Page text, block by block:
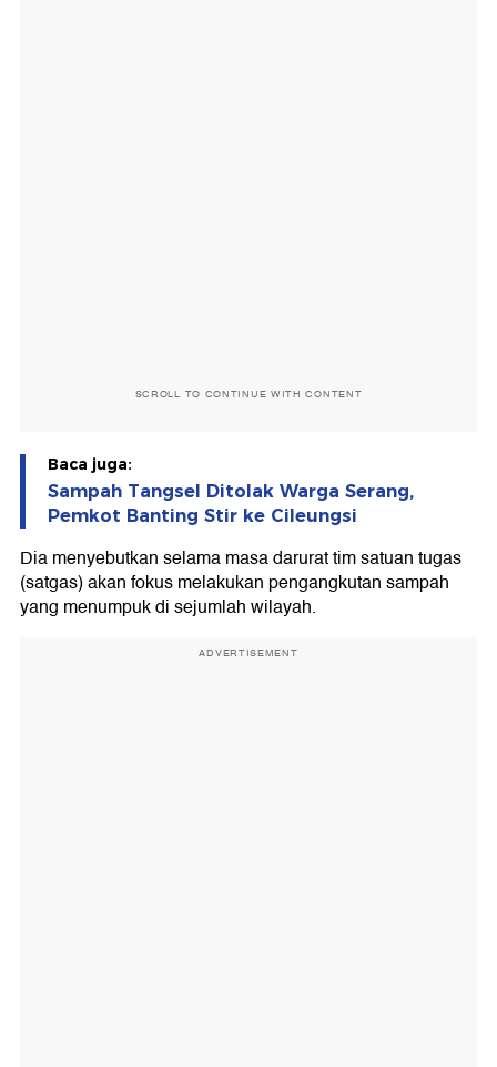
SCROLL TO CONTINUE WITH CONTENT
Baca juga:
Sampah Tangsel Ditolak Warga Serang,
Pemkot Banting Stir ke Cileungsi
Dia menyebutkan selama masa darurat tim satuan tugas
(satgas) akan fokus melakukan pengangkutan sampah
yang menumpuk di sejumlah wilayah.
ADVERTISEMENT